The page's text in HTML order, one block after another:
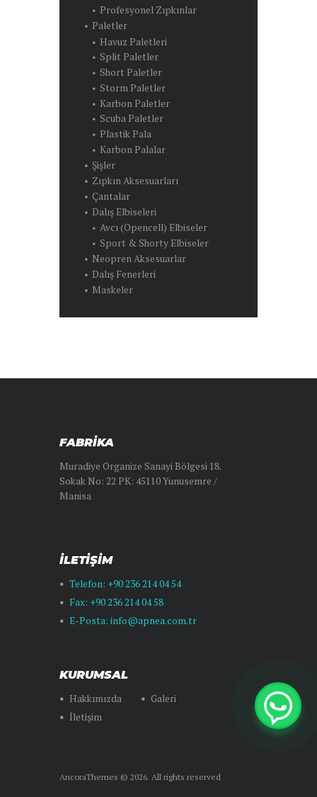
Profesyonel Zıpkınlar
Paletler
Havuz Paletleri
Split Paletler
Short Paletler
Storm Paletler
Karbon Paletler
Scuba Paletler
Plastik Pala
Karbon Palalar
Şişler
Zıpkın Aksesuarları
Çantalar
Dalış Elbiseleri
Avcı (Opencell) Elbiseler
Sport & Shorty Elbiseler
Neopren Aksesuarlar
Dalış Fenerleri
Maskeler
FABRİKA
Muradiye Organize Sanayi Bölgesi 18.
Sokak No: 22 PK: 45110 Yunusemre /
Manisa
İLETIŞIM
Telefon: +90 236 214 04 54
Fax: +90 236 214 04 58
E-Posta: info@apnea.com.tr
KURUMSAL
Hakkımızda
Galeri
İletişim
AncoraThemes © 2026. All rights reserved